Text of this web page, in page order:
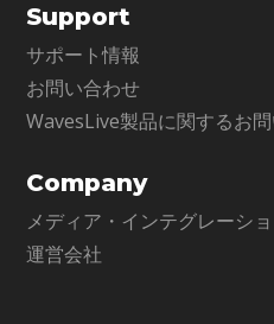
Support
サポート情報
お問い合わせ
WavesLive製品に関するお
Company
メディア・インテグレーシ
運営会社